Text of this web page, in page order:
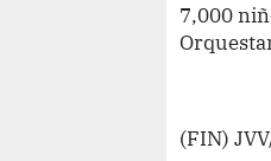
7,000
(FIN)